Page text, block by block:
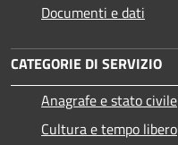
Documenti e dati
CATEGORIE DI SERVIZIO
Anagrafe e stato civile
Cultura e tempo libero